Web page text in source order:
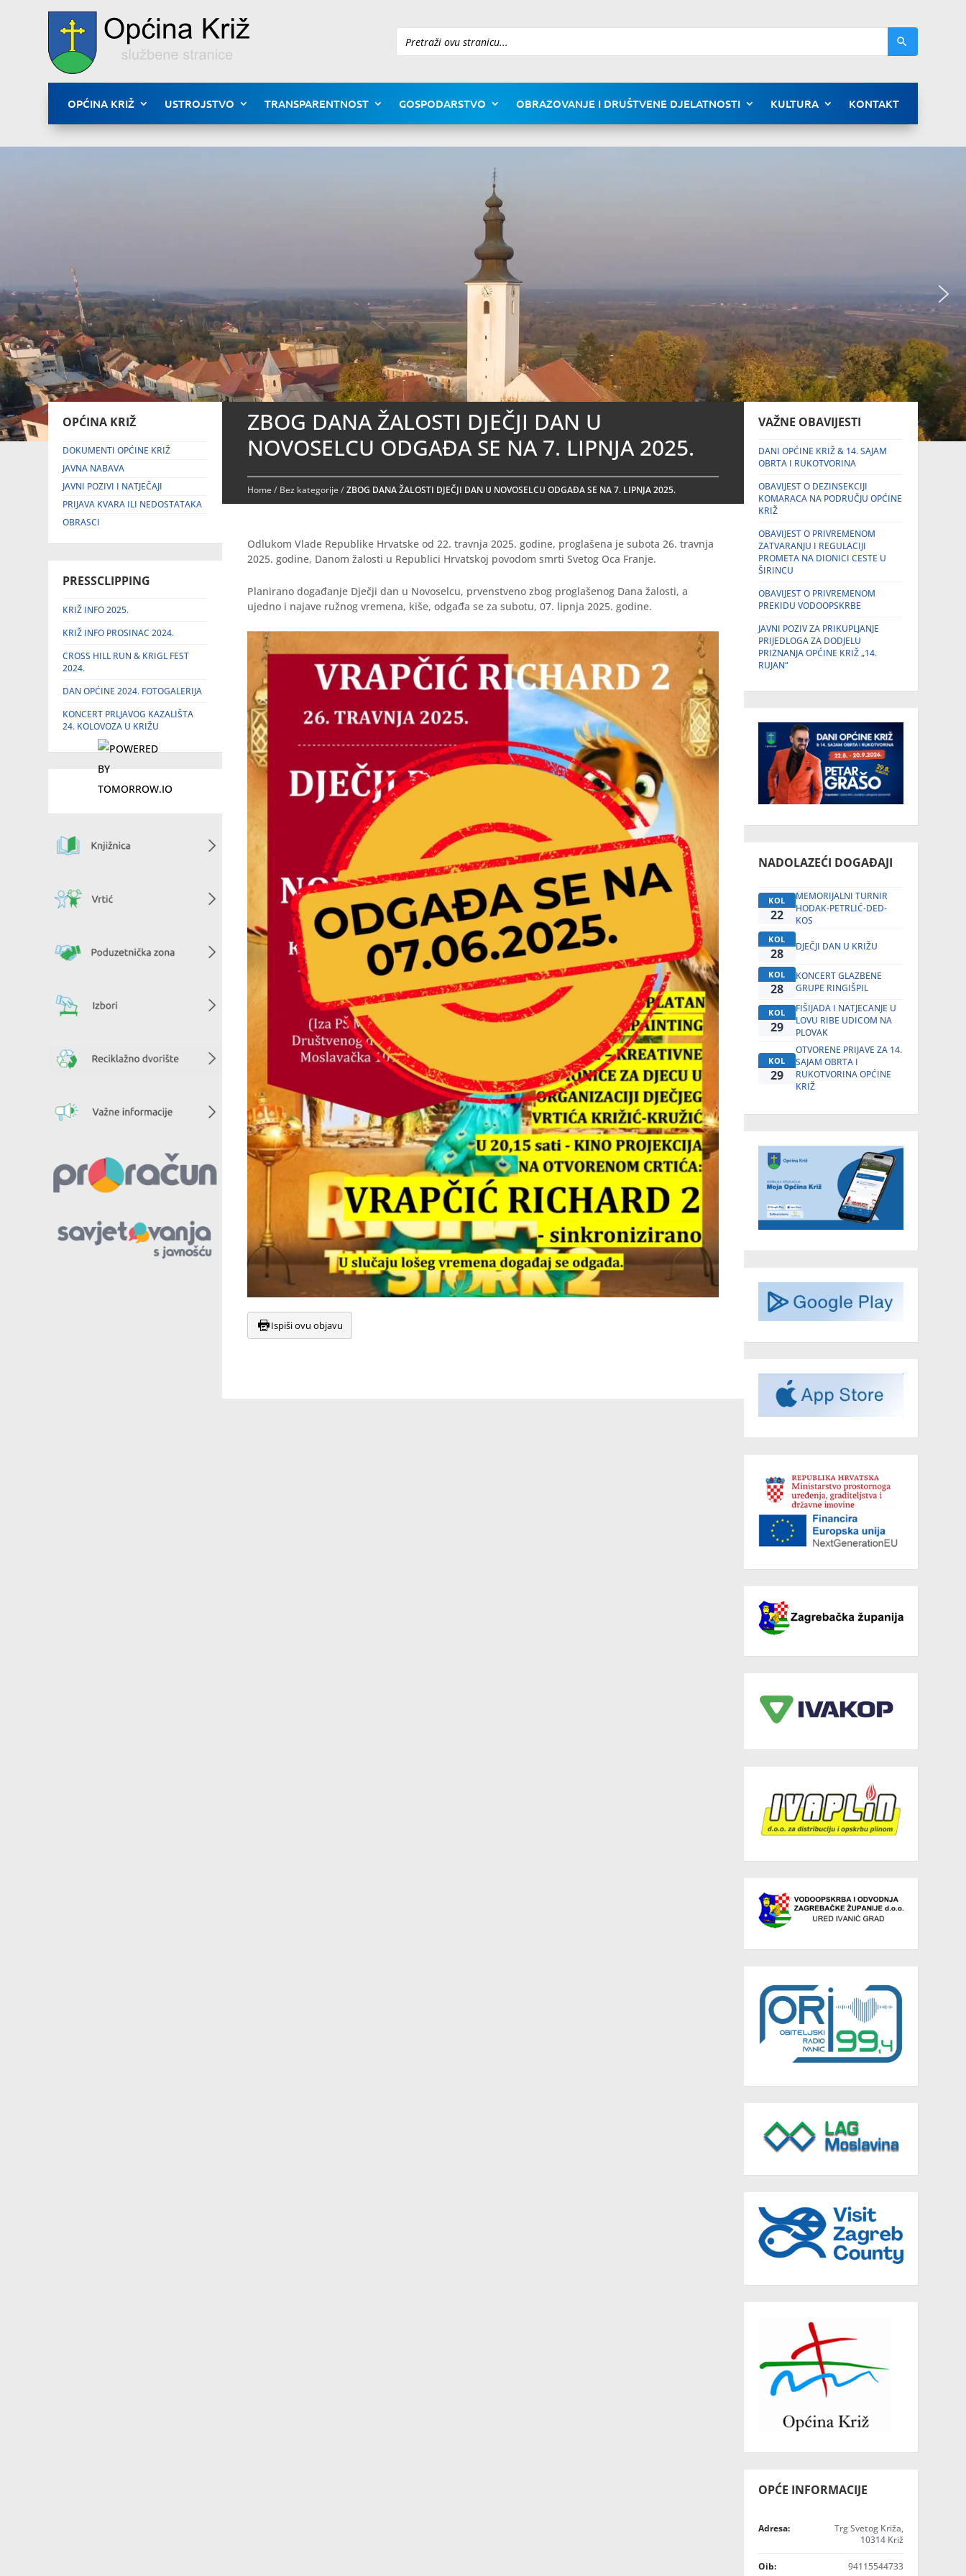
Pretraži
OPĆINA KRIŽ USTROJSTVO TRANSPARENTNOST GOSPODARSTVO OBRAZOVANJE I DRUŠTVENE DJELATNOSTI KULTURA KONTAKT
OPĆINA KRIŽ
DOKUMENTI OPĆINE KRIŽ
JAVNA NABAVA
JAVNI POZIVI I NATJEČAJI
PRIJAVA KVARA ILI NEDOSTATAKA
OBRASCI
PRESSCLIPPING
KRIŽ INFO 2025.
KRIŽ INFO PROSINAC 2024.
CROSS HILL RUN & KRIGL FEST
2024.
DAN OPĆINE 2024. FOTOGALERIJA
KONCERT PRLJAVOG KAZALIŠTA
24. KOLOVOZA U KRIŽU
ZBOG DANA ŽALOSTI DJEČJI DAN U
NOVOSELCU ODGAĐA SE NA 7. LIPNJA 2025.
Home/ Bez kategorije/ZBOG DANA ŽALOSTI DJEČJI DAN U NOVOSELCU ODGAĐA SE NA 7. LIPNJA 2025.
Odlukom Vlade Republike Hrvatske od 22. travnja 2025. godine, proglašena je subota 26. travnja
2025. godine, Danom žalosti u Republici Hrvatskoj povodom smrti Svetog Oca Franje.
Planirano događanje Dječji dan u Novoselcu, prvenstveno zbog proglašenog Dana žalosti, a
ujedno i najave ružnog vremena, kiše, odgađa se za subotu, 07. lipnja 2025. godine.
Ispiši ovu objavu
VAŽNE OBAVIJESTI
DANI OPĆINE KRIŽ & 14. SAJAM
OBRTA I RUKOTVORINA
OBAVIJEST O DEZINSEKCIJI
KOMARACA NA PODRUČJU OPĆINE
KRIŽ
OBAVIJEST O PRIVREMENOM
ZATVARANJU I REGULACIJI
PROMETA NA DIONICI CESTE U
ŠIRINCU
OBAVIJEST O PRIVREMENOM
PREKIDU VODOOPSKRBE
JAVNI POZIV ZA PRIKUPLJANJE
PRIJEDLOGA ZA DODJELU
PRIZNANJA OPĆINE KRIŽ „14.
RUJAN“
NADOLAZEĆI DOGAĐAJI
KOL
22
MEMORIJALNI TURNIR
HODAK-PETRLIĆ-DED-
KOS
KOL
28 DJEČJI DAN U KRIŽU
KOL
28
KONCERT GLAZBENE
GRUPE RINGIŠPIL
KOL
29
FIŠIJADA I NATJECANJE U
LOVU RIBE UDICOM NA
PLOVAK
KOL
29
OTVORENE PRIJAVE ZA 14.
SAJAM OBRTA I
RUKOTVORINA OPĆINE
KRIŽ
OPĆE INFORMACIJE
Adresa:
Trg Svetog Križa,
10314 Križ
Oib: 94115544733